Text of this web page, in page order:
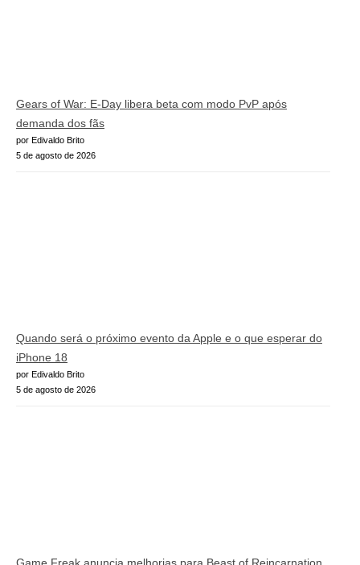
Gears of War: E-Day libera beta com modo PvP após
demanda dos fãs
por Edivaldo Brito
5 de agosto de 2026
Quando será o próximo evento da Apple e o que esperar do
iPhone 18
por Edivaldo Brito
5 de agosto de 2026